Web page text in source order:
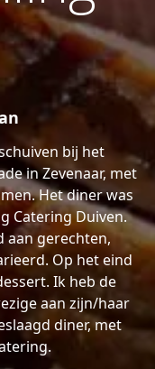
bij het
in Zevenaar, met
Het diner was
Catering Duiven.
aan gerechten,
Op het eind
Ik heb de
aan zijn/haar
diner, met